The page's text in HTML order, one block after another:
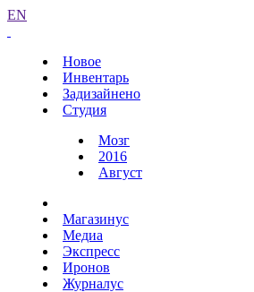
EN
Новое
Инвентарь
Задизайнено
Студия
Мозг
2016
Август
Магазинус
Медиа
Экспресс
Иронов
Журналус